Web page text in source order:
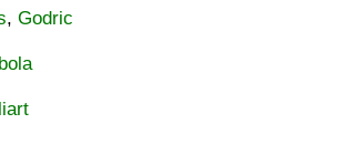
, Godric